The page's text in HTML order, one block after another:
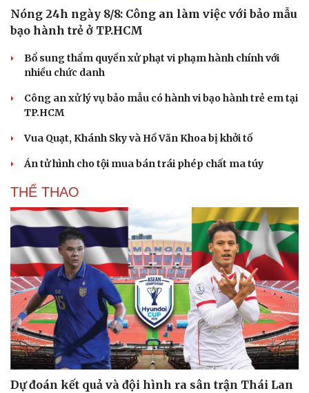
Tư vấn
Săn Tour
check-in
Câu chuyện thời sự
Đọc truyện đêm khuya
Kể chuyện cho bé
Hạt giống tâm hồn
Nóng 24h ngày 8/8: Công an làm việc với bảo mẫu
bạo hành trẻ ở TP.HCM
Bổ sung thẩm quyền xử phạt vi phạm hành chính với
nhiều chức danh
Công an xử lý vụ bảo mẫu có hành vi bạo hành trẻ em tại
TP.HCM
Vua Quạt, Khánh Sky và Hồ Văn Khoa bị khởi tố
Án tử hình cho tội mua bán trái phép chất ma túy
THỂ THAO
Dự đoán kết quả và đội hình ra sân trận Thái Lan